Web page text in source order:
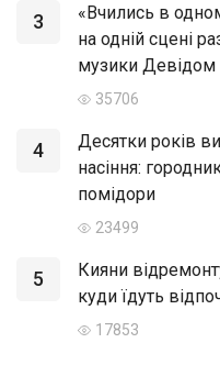
3
«Вчились в
на одній сцені
музики Девідом
35706
4
Десятки років
насіння:
помідори
23499
5
Кияни
куди їдуть
17853